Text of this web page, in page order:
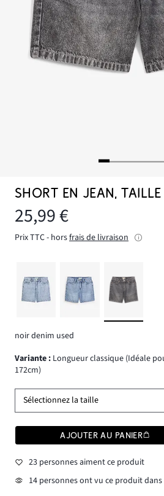
SHORT EN JEAN,
25,99 €
Prix TTC - horsfrais de livraison
noir denim used
Variante : Longueur classique (Idéale
172cm)
Sélectionnez la taille
AJOUTER AU PANIER
23 personnes aiment ce produit
14 personnes ont vu ce produit dans